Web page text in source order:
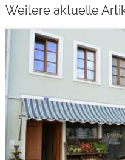
Weitere aktuelle